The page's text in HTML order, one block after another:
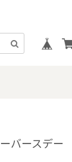
バースデー